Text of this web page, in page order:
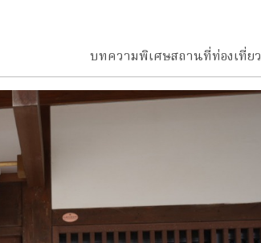
บทความพิเศษสถานที่ท่องเที่ยว